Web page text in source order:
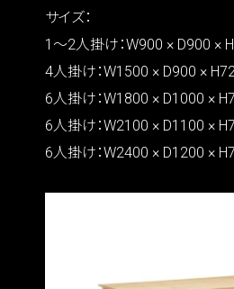
サイズ：
1〜2人掛け：W900 × D900 ×
4人掛け：W1500 × D900 ×
6人掛け：W1800 × D1000 ×
6人掛け：W2100 × D1100 ×
6人掛け：W2400 × D1200 ×